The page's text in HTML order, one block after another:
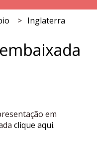
Inglaterra
em
clique aqui.